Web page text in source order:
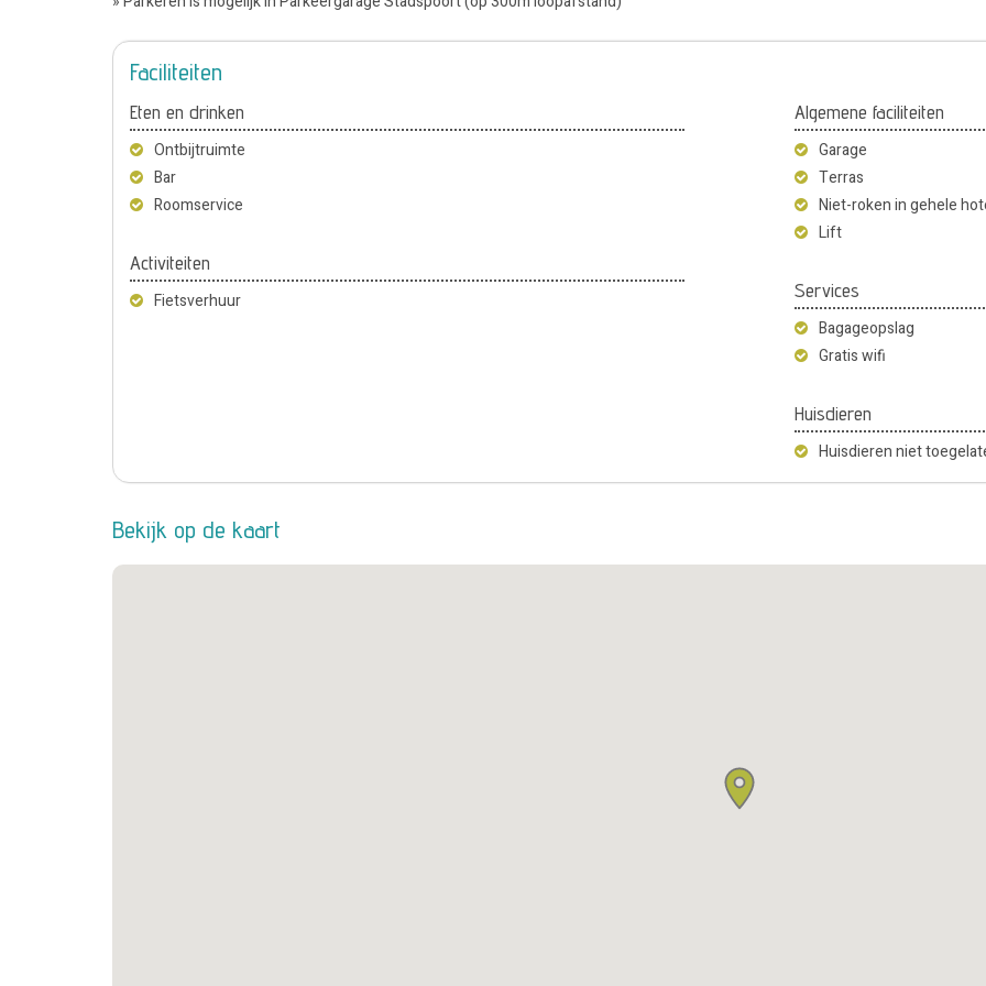
Faciliteiten
Eten en drinken
Ontbijtruimte
Bar
Roomservice
Activiteiten
Fietsverhuur
Algemene faciliteiten
Garage
Terras
Niet-roken in gehele
Lift
Services
Bagageopslag
Gratis wifi
Huisdieren
Huisdieren niet
Bekijk op de kaart